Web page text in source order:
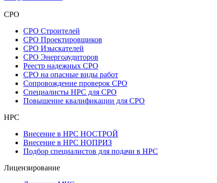
СРО
СРО Строителей
СРО Проектировщиков
СРО Изыскателей
СРО Энергоаудиторов
Реестр надежных СРО
СРО на опасные виды работ
Сопровождение проверок СРО
Специалисты НРС для СРО
Повышение квалификации для СРО
НРС
Внесение в НРС НОСТРОЙ
Внесение в НРС НОПРИЗ
Подбор специалистов для подачи в НРС
Лицензирование